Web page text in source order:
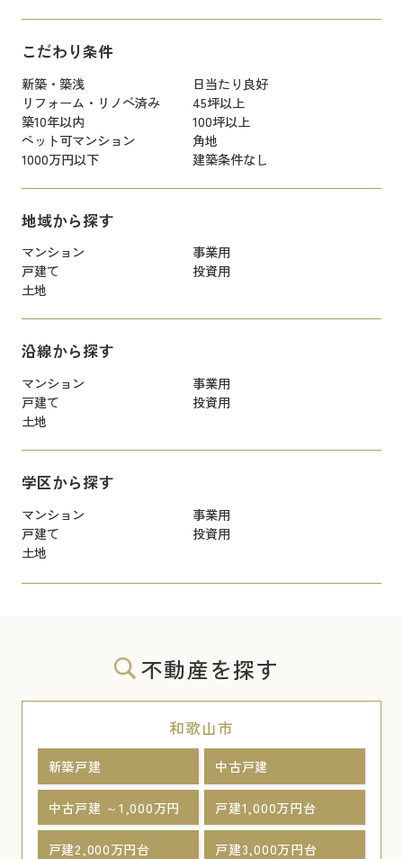
こだわり条件
新築・築浅
日当たり良好
リフォーム・リノベ済み
45坪以上
築10年以内
100坪以上
ペット可マンション
角地
1000万円以下
建築条件なし
地域から探す
マンション
事業用
戸建て
投資用
土地
沿線から探す
マンション
事業用
戸建て
投資用
土地
学区から探す
マンション
事業用
戸建て
投資用
土地
不動産を探す
和歌山市
新築戸建 中古戸建
中古戸建 ～1,000万円 戸建1,000万円台
戸建2,000万円台 戸建3,000万円台